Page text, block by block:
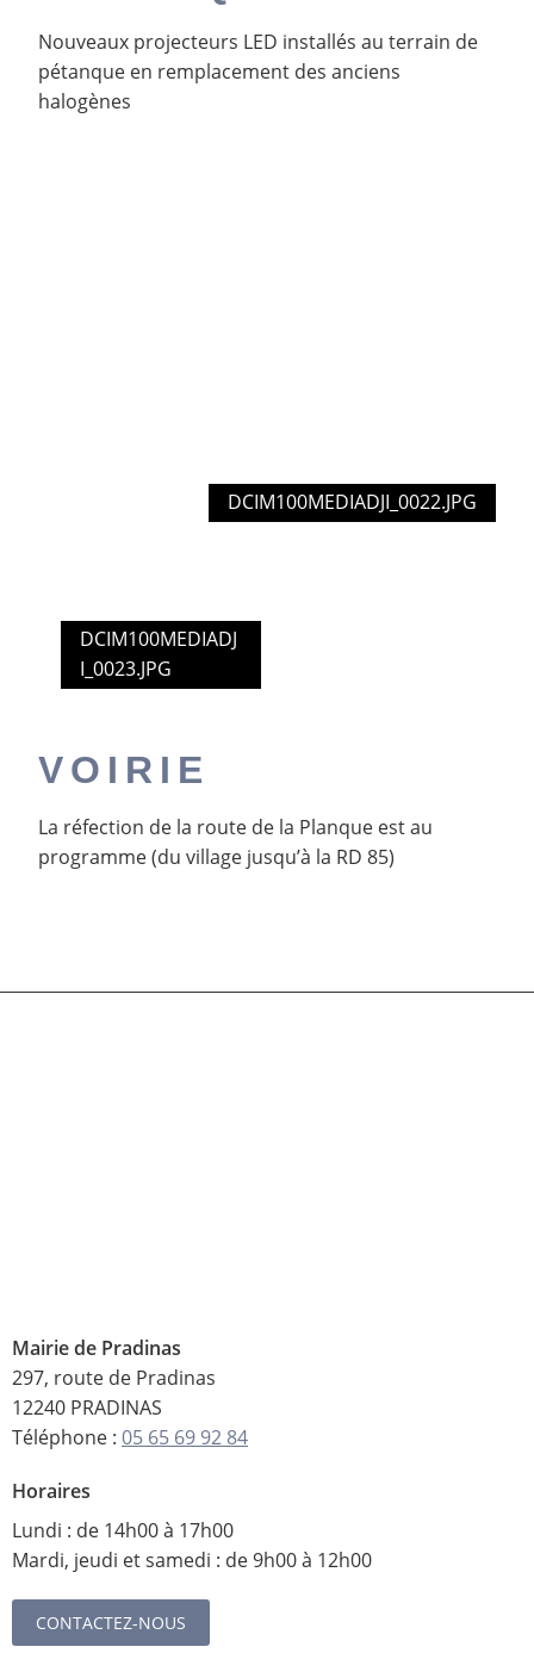
Nouveaux projecteurs LED installés au terrain de
pétanque en remplacement des anciens
halogènes
DCIM100MEDIADJI_0022.JPG
DCIM100MEDIADJ
I_0023.JPG
VOIRIE
La réfection de la route de la Planque est au
programme (du village jusqu’à la RD 85)
Mairie de Pradinas
297, route de Pradinas
12240 PRADINAS
Téléphone : 05 65 69 92 84
Horaires
Lundi : de 14h00 à 17h00
Mardi, jeudi et samedi : de 9h00 à 12h00
CONTACTEZ-NOUS